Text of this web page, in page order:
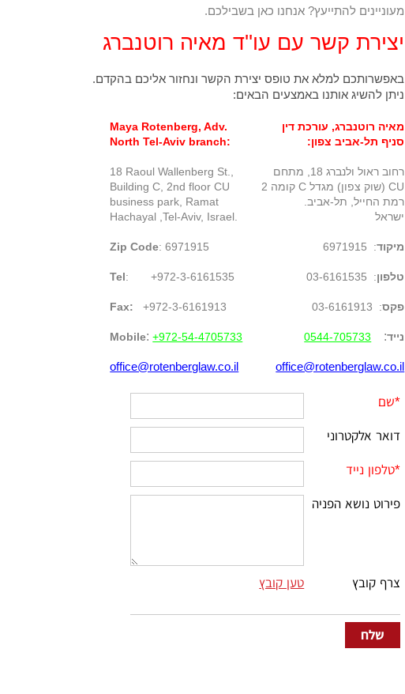
מעוניינים להתייעץ? אנחנו כאן בשבילכם.
יצירת קשר עם עו''ד מאיה רוטנברג
באפשרותכם למלא את טופס יצירת הקשר ונחזור אליכם בהקדם.
ניתן להשיג אותנו באמצעים הבאים:
מאיה רוטנברג, עורכת דין
סניף תל-אביב צפון:
רחוב ראול ולנברג 18, מתחם
CU (שוק צפון) מגדל C קומה 2
רמת החייל, תל-אביב.
ישראל
מיקוד: 6971915
טלפון:
03-6161535
פקס: 03-6161913
נייד:
0544-705733
office@rotenberglaw.co.il
Maya Rotenberg, Adv.
North Tel-Aviv branch:
18 Raoul Wallenberg St.,
Building C, 2nd floor CU
business park, Ramat
Hachayal ,Tel-Aviv, Israel.
Zip Code: 6971915
Tel:+972-3-6161535
Fax:+972-3-6161913
Mobile:+972-54-4705733
office@rotenberglaw.co.il
*שם
דואר אלקטרוני
*טלפון נייד
פירוט נושא הפניה
צרף קובץ טען קובץ